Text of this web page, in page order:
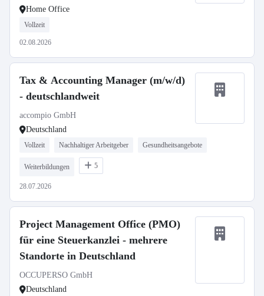
Home Office
Vollzeit
02.08.2026
Tax & Accounting Manager (m/w/d)
- deutschlandweit
accompio GmbH
Deutschland
Vollzeit Nachhaltiger Arbeitgeber Gesundheitsangebote
Weiterbildungen 5
28.07.2026
Project Management Office (PMO)
für eine Steuerkanzlei - mehrere
Standorte in Deutschland
OCCUPERSO GmbH
Deutschland